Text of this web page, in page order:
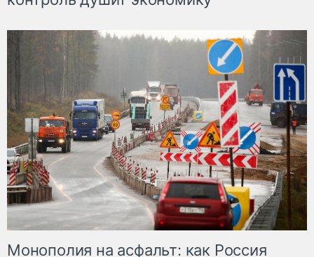
Монополия на асфальт: как Россия